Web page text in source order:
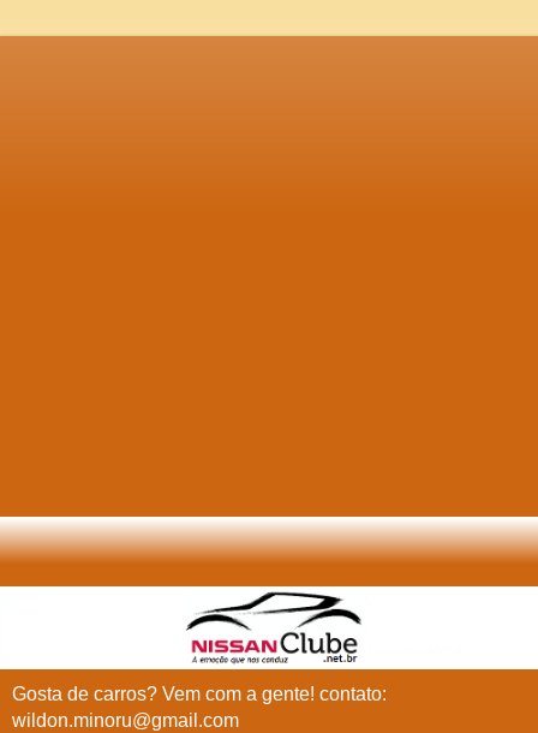
Gosta de carros? Vem com a gente! contato:
wildon.minoru@gmail.com